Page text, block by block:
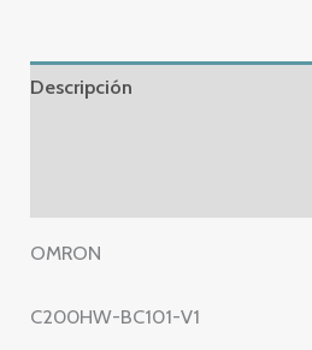
–
cantidad
Descripción
OMRON
C200HW-BC101-V1